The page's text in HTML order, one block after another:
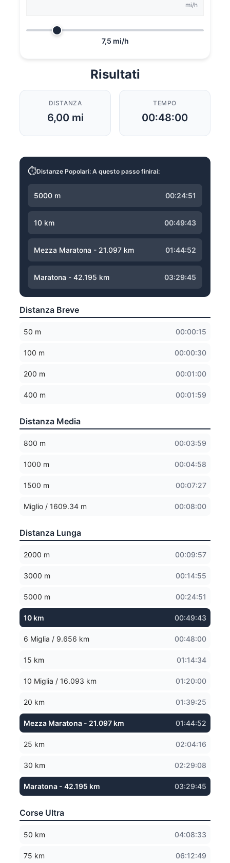
mi/h
7,5 mi/h
Risultati
DISTANZA
6,00 mi
TEMPO
00:48:00
⏱️Distanze Popolari: A questo passo finirai:
5000 m 00:24:51
10 km 00:49:43
Mezza Maratona - 21.097 km 01:44:52
Maratona - 42.195 km 03:29:45
Distanza Breve
50 m 00:00:15
100 m 00:00:30
200 m 00:01:00
400 m 00:01:59
Distanza Media
800 m 00:03:59
1000 m 00:04:58
1500 m 00:07:27
Miglio / 1609.34 m 00:08:00
Distanza Lunga
2000 m 00:09:57
3000 m 00:14:55
5000 m 00:24:51
10 km 00:49:43
6 Miglia / 9.656 km 00:48:00
15 km 01:14:34
10 Miglia / 16.093 km 01:20:00
20 km 01:39:25
Mezza Maratona - 21.097 km 01:44:52
25 km 02:04:16
30 km 02:29:08
Maratona - 42.195 km 03:29:45
Corse Ultra
50 km 04:08:33
75 km 06:12:49